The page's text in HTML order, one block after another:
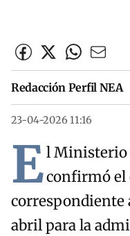
Redacción Perfil NEA
23-04-2026 11:16
El Ministerio
confirmó el
correspondiente
abril para la